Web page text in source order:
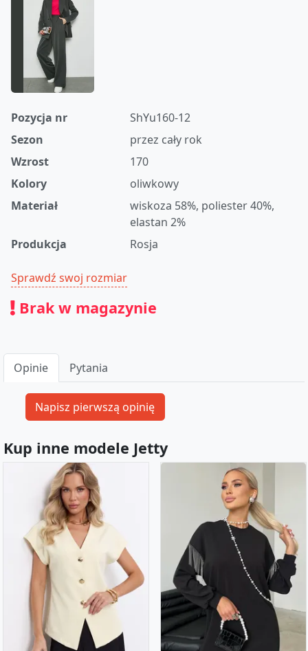
Pozycja nr
ShYu160-12
Sezon
przez cały rok
Wzrost
170
Kolory
oliwkowy
Materiał
wiskoza 58%, poliester 40%,
elastan 2%
Produkcja
Rosja
Sprawdź swoj rozmiar
Brak w magazynie
Opinie Pytania
Kup inne modele Jetty